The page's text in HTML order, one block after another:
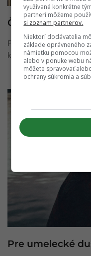
Čo medzi nami je?
Poznáme sa už nejaký
kamarátstvo nevyzeralo.
Pre umelecké
využívané konkrétne
partneri môžeme
si zoznam partnerov.
Niektorí dodávatelia
základe oprávneného
námietku pomocou
alebo v ponuke webu
môžete spravovať
ochrany súkromia a